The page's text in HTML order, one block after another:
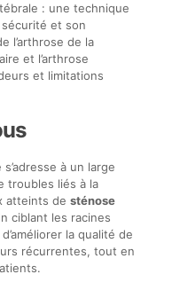
: une technique
et son
l’arthrose de la
et l’arthrose
et limitations
à un large
troubles liés à la
atteints de sténose
ciblant les racines
la qualité de
récurrentes, tout en